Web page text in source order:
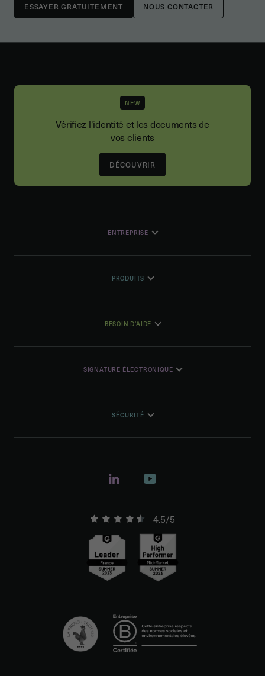
NOUS CONTACTER
NEW
Vérifiez l'identité et les documents de
vos clients
DÉCOUVRIR
ENTREPRISE
PRODUITS
BESOIN D'AIDE
SIGNATURE ÉLECTRONIQUE
SÉCURITÉ
4.5/5